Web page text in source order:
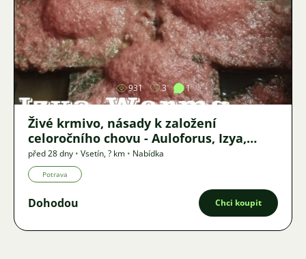
Obrázek
931 3 1
Živé krmivo, násady k založení
celoročního chovu - Auloforus, Izya,
Grindal, Roupice, Moina,
před 28 dny • Vsetín,? km • Nabídka
Potrava
Dohodou Chci koupit